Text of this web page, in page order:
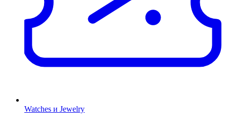
Watches и Jewelry